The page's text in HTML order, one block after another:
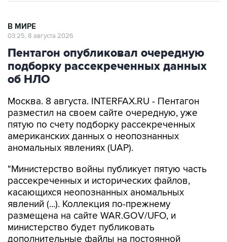
Пентагон опубликовал очередную
подборку рассекреченных данных
об НЛО
Москва. 8 августа. INTERFAX.RU - Пентагон
пятую по счету подборку рассекреченных
американских данных о неопознанных
аномальных явлениях (UAP).
"Министерство войны публикует пятую часть
касающихся неопознанных аномальных
явлений (...). Коллекция по-прежнему
размещена на сайте WAR.GOV/UFO, и
министерство будет публиковать
дополнительные файлы на постоянной
основе", - заявил пресс-секретарь Пентагона